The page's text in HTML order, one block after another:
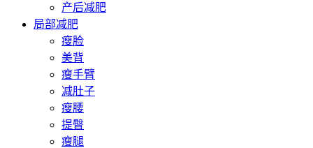
产后减肥
局部减肥
瘦脸
美背
瘦手臂
减肚子
瘦腰
提臀
瘦腿